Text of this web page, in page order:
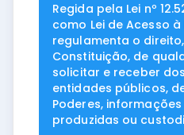
Regida pela Lei nº
como Lei de Acesso
regulamenta o
Constituição, de
solicitar e receber
entidades públicos,
Poderes,
produzidas ou